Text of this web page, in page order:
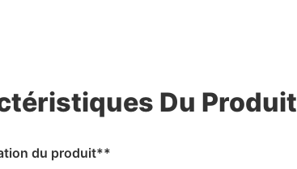
Du Produit
du produit**